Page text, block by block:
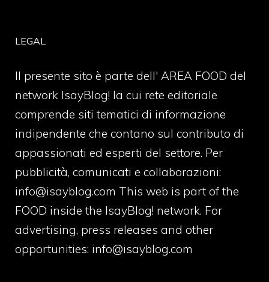
LEGAL
Il presente sito è parte dell' AREA FOOD del
network IsayBlog! la cui rete editoriale
comprende siti tematici di informazione
indipendente che contano sul contributo di
appassionati ed esperti del settore. Per
pubblicità, comunicati e collaborazioni:
info@isayblog.com This web is part of the
FOOD inside the IsayBlog! network. For
advertising, press releases and other
opportunities: info@isayblog.com